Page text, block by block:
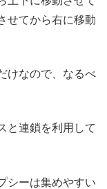
せてから右に移動
けなので、なるべ
と連鎖を利用して
シーは集めやすい